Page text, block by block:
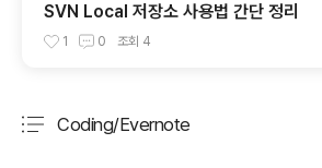
SVN Local 저장소 사용법 간단 정리
1 0 조회 4
Coding/Evernote